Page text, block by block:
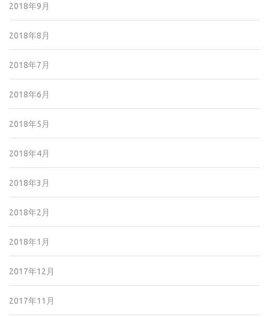
2018年9月
2018年8月
2018年7月
2018年6月
2018年5月
2018年4月
2018年3月
2018年2月
2018年1月
2017年12月
2017年11月